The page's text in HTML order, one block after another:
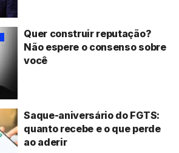
Quer construir reputação?
Não espere o consenso sobre
você
Saque-aniversário do FGTS:
quanto recebe e o que perde
ao aderir